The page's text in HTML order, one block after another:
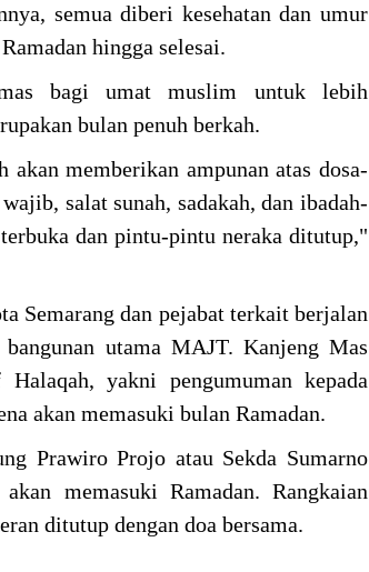
semua diberi kesehatan dan umur
hingga selesai.
bagi umat muslim untuk lebih
bulan penuh berkah.
memberikan ampunan atas dosa-
salat sunah, sadakah, dan ibadah-
dan pintu-pintu neraka ditutup,"
Semarang dan pejabat terkait berjalan
utama MAJT. Kanjeng Mas
yakni pengumuman kepada
akan memasuki bulan Ramadan.
Prawiro Projo atau Sekda Sumarno
memasuki Ramadan. Rangkaian
ditutup dengan doa bersama.